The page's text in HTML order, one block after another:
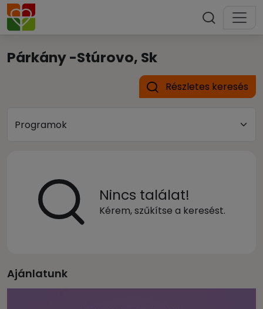
Párkány -Stúrovo, Sk
Részletes keresés
Nincs találat!
Kérem, szűkítse a keresést.
Ajánlatunk